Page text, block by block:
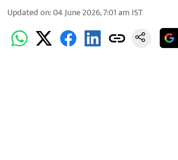
Updated on:04 June 2026, 7:01 am IST